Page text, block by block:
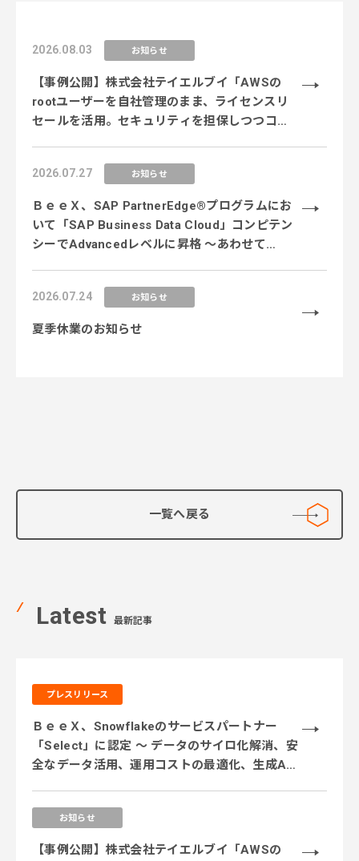
2026.08.03 お知らせ
【事例公開】株式会社テイエルブイ「AWSの
rootユーザーを自社管理のまま、ライセンスリ
セールを活用。セキュリティを担保しつつコス
2026.07.27 お知らせ
ＢｅｅＸ、SAP PartnerEdge®プログラムにお
いて「SAP Business Data Cloud」コンピテン
シーでAdvancedレベルに昇格 〜あわせて
域の専門性を強化〜
2026.07.24 お知らせ
夏季休業のお知らせ
一覧へ戻る
Latest 最新記事
プレスリリース
ＢｅｅＸ、Snowflakeのサービスパートナー
「Select」に認定 ～ データのサイロ化解消、安
全なデータ活用、運用コストの最適化、生成AI
お知らせ
【事例公開】株式会社テイエルブイ「AWSの